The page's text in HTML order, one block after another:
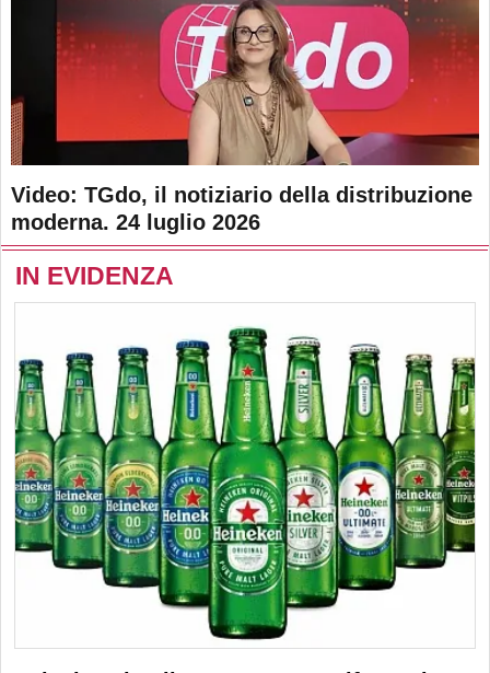
Video: TGdo, il notiziario della distribuzione
moderna. 24 luglio 2026
IN EVIDENZA